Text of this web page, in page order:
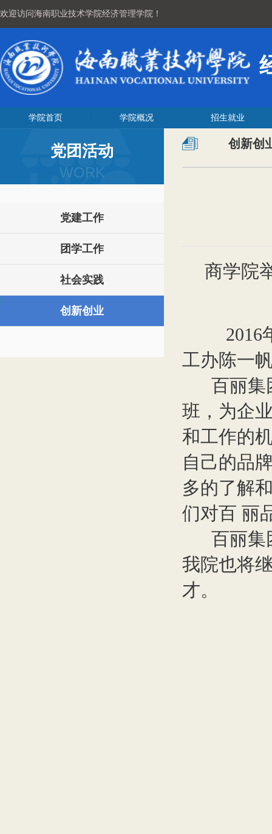
欢迎访问海南职业技术学院经济管理学院！
学院首页 学院概况 招生就业
党团活动
WORK
党建工作
团学工作
社会实践
创新创业
创新创
商学院
2016年3
工办陈一
百丽集
班，为企
和工作的
自己的品
多的了解
们对百 丽
百丽集
我院也将
才。